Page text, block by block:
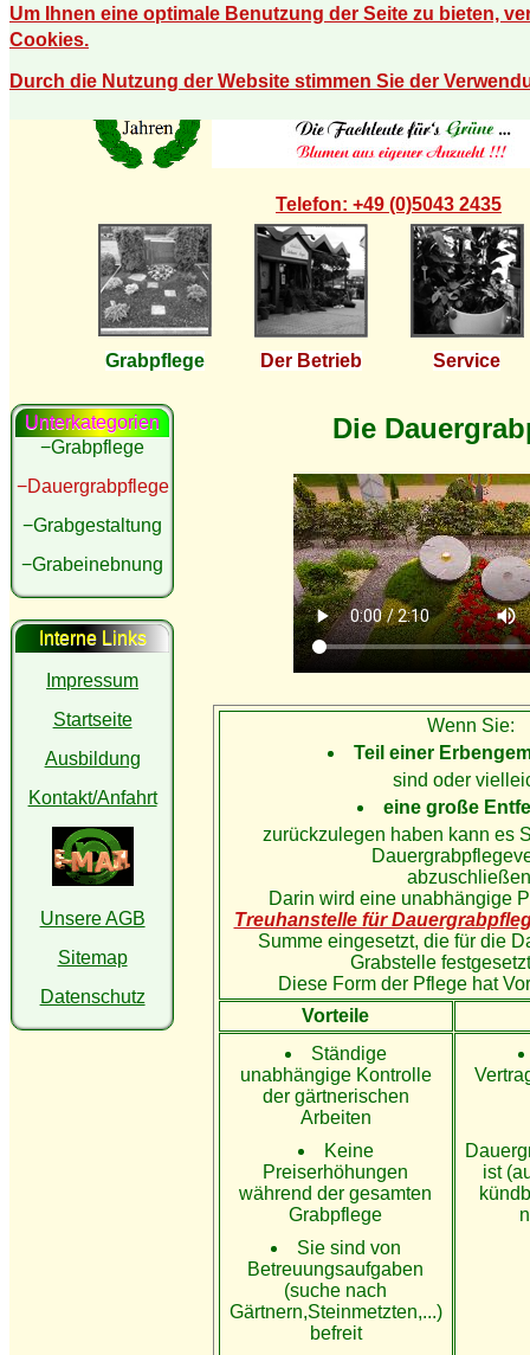
Um Ihnen eine optimale Benutzung der Seite zu bieten,
Cookies.
Durch die Nutzung der Website stimmen Sie der
Telefon: +49 (0)5043 2435
Grabpflege Der Betrieb Service
Unterkategorien
−Grabpflege
−Dauergrabpflege
−Grabgestaltung
−Grabeinebnung
Interne Links
Impressum
Startseite
Ausbildung
Kontakt/Anfahrt
Unsere AGB
Sitemap
Datenschutz
Die
Wenn Sie:
Teil einer
sind oder
eine große
zurückzulegen haben kann es
Darin wird eine unabhängige
Treuhanstelle für
Summe eingesetzt, die für die
Grabstelle
Diese Form der Pflege hat
Vorteile
Ständige
unabhängige Kontrolle
der gärtnerischen
Arbeiten
Keine
Preiserhöhungen
während der gesamten
Grabpflege
Sie sind von
Betreuungsaufgaben
(suche nach
Gärtnern,Steinmetzten,...)
befreit
ist